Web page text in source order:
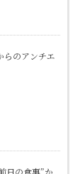
らのアンチエ
日の食事”か